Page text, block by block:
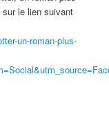
sur le lien suivant
un-roman-plus-